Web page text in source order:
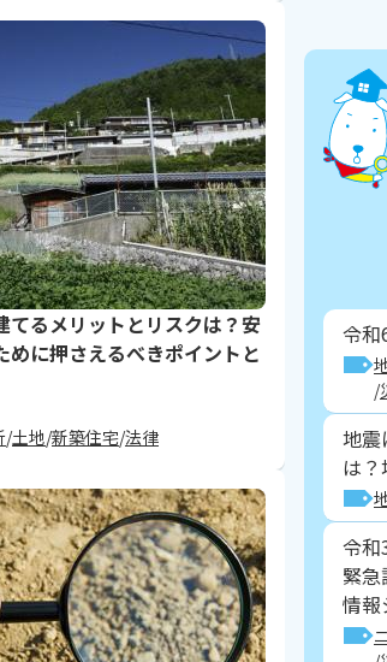
てるメリットとリスクは？安
めに押さえるべきポイントと
土地 新築住宅 法律
令和
地震
は
令和
緊
情報